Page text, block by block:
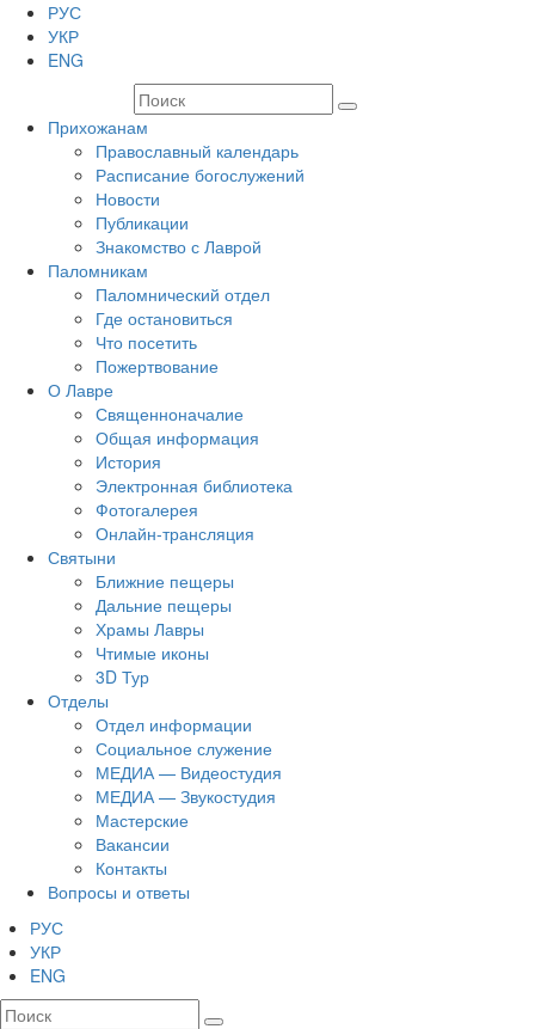
РУС
УКР
ENG
Прихожанам
Православный календарь
Расписание богослужений
Новости
Публикации
Знакомство с Лаврой
Паломникам
Паломнический отдел
Где остановиться
Что посетить
Пожертвование
О Лавре
Священноначалие
Общая информация
История
Электронная библиотека
Фотогалерея
Онлайн-трансляция
Святыни
Ближние пещеры
Дальние пещеры
Храмы Лавры
Чтимые иконы
3D Тур
Отделы
Отдел информации
Социальное служение
МЕДИА — Видеостудия
МЕДИА — Звукостудия
Мастерские
Вакансии
Контакты
Вопросы и ответы
РУС
УКР
ENG